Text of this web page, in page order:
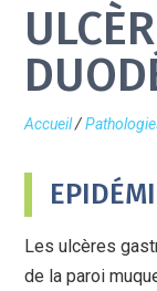
Accueil/
Les ulcères
de la paroi